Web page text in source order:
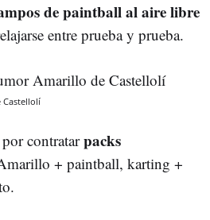
de paintball al aire libre
entre prueba y prueba.
Castellolí
contratarpacks
+ paintball, karting +